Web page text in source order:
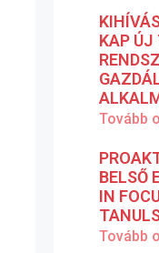
KAP ÚJ
Tovább
BELSŐ
IN
Tovább